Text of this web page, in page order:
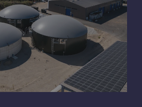
gaz
de gaz
du réseau de gaz